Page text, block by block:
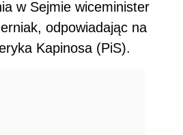
w Sejmie wiceminister
odpowiadając na
Kapinosa (PiS).